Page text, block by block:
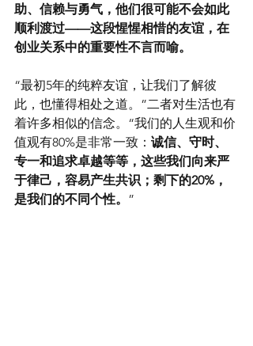
助、信赖与勇气，他们很可能不会如此
顺利渡过——这段惺惺相惜的友谊，在
创业关系中的重要性不言而喻。
“最初5年的纯粹友谊，让我们了解彼
此，也懂得相处之道。”二者对生活也有
着许多相似的信念。“我们的人生观和价
值观有80%是非常一致： 诚信、守时、
专一和追求卓越等等，这些我们向来严
于律己，容易产生共识；剩下的20%，
是我们的不同个性。 ”